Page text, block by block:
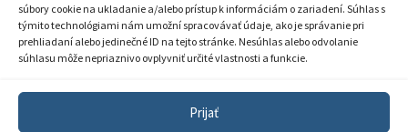
súbory cookie na ukladanie a/alebo prístup k informáciám o zariadení. Súhlas s
týmito technológiami nám umožní spracovávať údaje, ako je správanie pri
prehliadaní alebo jedinečné ID na tejto stránke. Nesúhlas alebo odvolanie
súhlasu môže nepriaznivo ovplyvniť určité vlastnosti a funkcie.
Prijať
Zásady ochrany súkromia
Sprístupnenie informácií